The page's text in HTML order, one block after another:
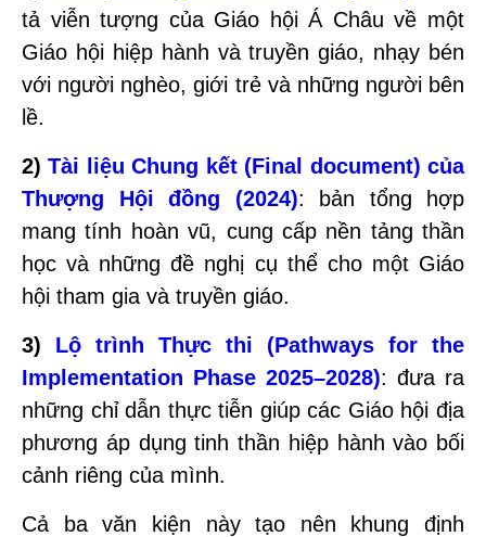
tả viễn tượng của Giáo hội Á Châu về một
Giáo hội hiệp hành và truyền giáo, nhạy bén
với người nghèo, giới trẻ và những người bên
lề.
2)Tài liệu Chung kết (Final document) của
Thượng Hội đồng (2024): bản tổng hợp
mang tính hoàn vũ, cung cấp nền tảng thần
học và những đề nghị cụ thể cho một Giáo
hội tham gia và truyền giáo.
3)
Lộ trình Thực thi (Pathways for the
Implementation Phase 2025–2028): đưa ra
những chỉ dẫn thực tiễn giúp các Giáo hội địa
phương áp dụng tinh thần hiệp hành vào bối
cảnh riêng của mình.
Cả ba văn kiện này tạo nên khung định